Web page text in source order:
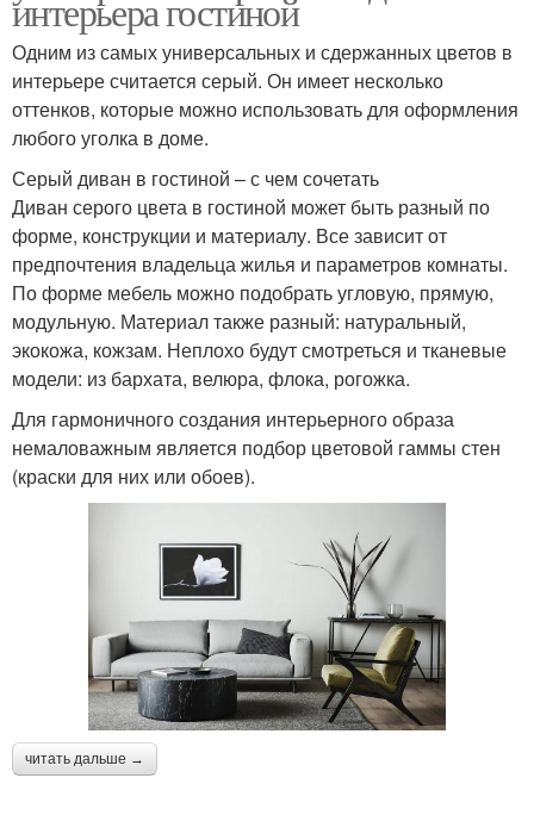
интерьера гостиной
Одним из самых универсальных и сдержанных цветов в
интерьере считается серый. Он имеет несколько
оттенков, которые можно использовать для оформления
любого уголка в доме.
Серый диван в гостиной – с чем сочетать
Диван серого цвета в гостиной может быть разный по
форме, конструкции и материалу. Все зависит от
предпочтения владельца жилья и параметров комнаты.
По форме мебель можно подобрать угловую, прямую,
модульную. Материал также разный: натуральный,
экокожа, кожзам. Неплохо будут смотреться и тканевые
модели: из бархата, велюра, флока, рогожка.
Для гармоничного создания интерьерного образа
немаловажным является подбор цветовой гаммы стен
(краски для них или обоев).
читать дальше →